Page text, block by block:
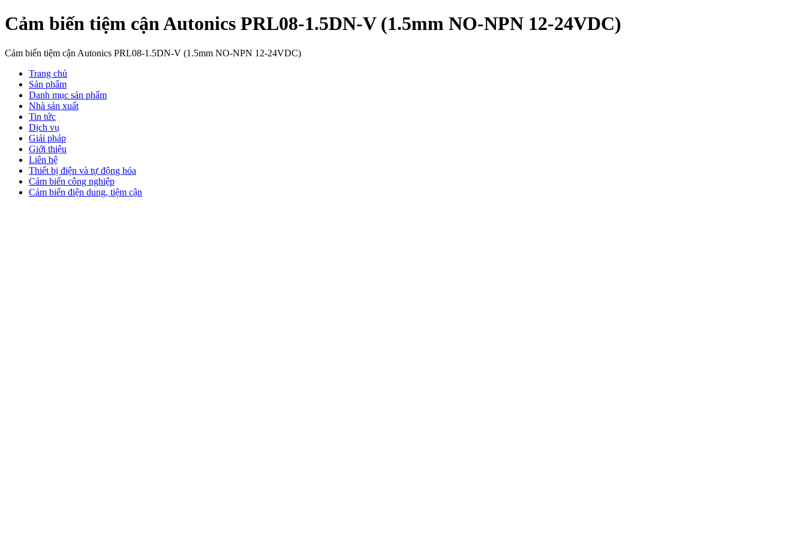
Cảm biến tiệm cận Autonics PRL08-1.5DN-V (1.5mm NO-NPN 12-24VDC)
Cảm biến tiệm cận Autonics PRL08-1.5DN-V (1.5mm NO-NPN 12-24VDC)
Trang chủ
Sản phẩm
Danh mục sản phẩm
Nhà sản xuất
Tin tức
Dịch vụ
Giải pháp
Giới thiệu
Liên hệ
Thiết bị điện và tự động hóa
Cảm biến công nghiệp
Cảm biến điện dung, tiệm cận